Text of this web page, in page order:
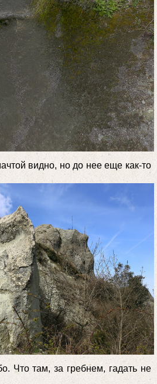
видно, но до нее еще как-то
Что там, за гребнем, гадать не